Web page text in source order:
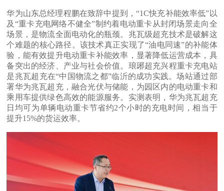
华为山东总经理程鹏在致辞中提到，“1C快充补能效率低”以
及“重卡充电网络不健全”制约着电动重卡从封闭场景走向全
场景，是物流全面电动化的瓶颈。兆瓦级超充技术是破解这
个难题的核心路径。该技术真正实现了“油电同速”的补能体
验，能有效提升电动重卡补能效率，显著降低运营成本，具
备突出的经济、产业与社会价值。琅琊超充兴程重卡充电站
是兆瓦超充在“中国物流之都”临沂的成功实践。场站通过部
署华为兆瓦超充，融合光伏与储能，为园区内的电动重卡和
乘用车提供绿色高效的能源服务。实测表明，华为兆瓦超充
日均可为单辆电动重卡节省约2个小时的充电时间，相当于
提升15%的货运效率。